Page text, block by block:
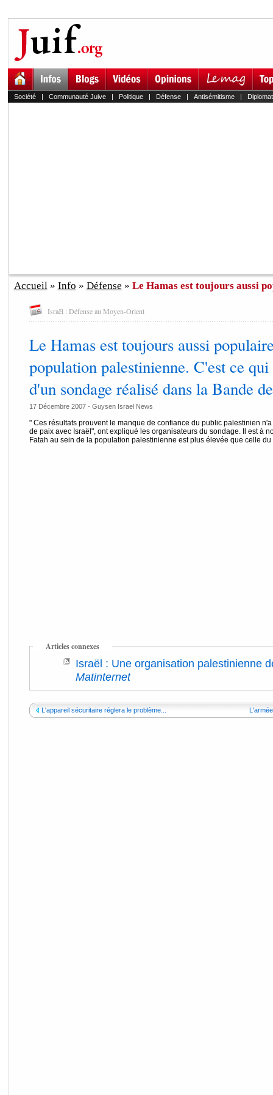
Société| Communauté Juive| Politique| Défense| Antisémitisme|
Accueil» Info » Défense » Le Hamas est toujours aussi
Israël : Défense au Moyen-Orient
Le Hamas est toujours aussi
population palestinienne. C'est ce
d'un sondage réalisé dans la Bande
17 Décembre 2007 - Guysen Israel News
" Ces résultats prouvent le manque de confiance du public palestinien
de paix avec Israël", ont expliqué les organisateurs du sondage. Il est à
Fatah au sein de la population palestinienne est plus élevée que celle du
Articles connexes
Israël : Une organisation palestinienne
Matinternet
L'appareil sécuritaire réglera le problème...